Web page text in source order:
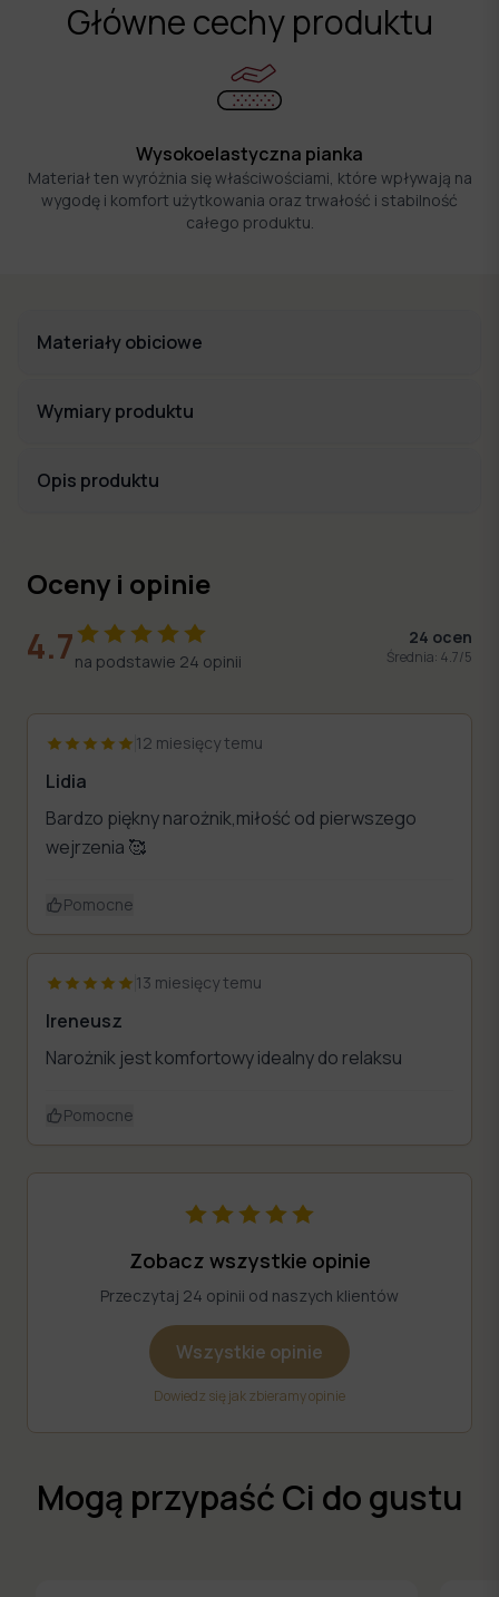
Główne cechy produktu
Wysokoelastyczna pianka
Materiał ten wyróżnia się właściwościami, które wpływają na
wygodę i komfort użytkowania oraz trwałość i stabilność
całego produktu.
Materiały obiciowe
Wymiary produktu
Opis produktu
Oceny i opinie
4.7na podstawie 24 opinii
24 ocen
Średnia: 4.7/5
12 miesięcy temu
Lidia
Bardzo piękny narożnik,miłość od pierwszego
wejrzenia 🥰
Pomocne
13 miesięcy temu
Ireneusz
Narożnik jest komfortowy idealny do relaksu
Pomocne
Zobacz wszystkie opinie
Przeczytaj 24 opinii od naszych klientów
Wszystkie opinie
Dowiedz się jak zbieramy opinie
Mogą przypaść Ci do gustu